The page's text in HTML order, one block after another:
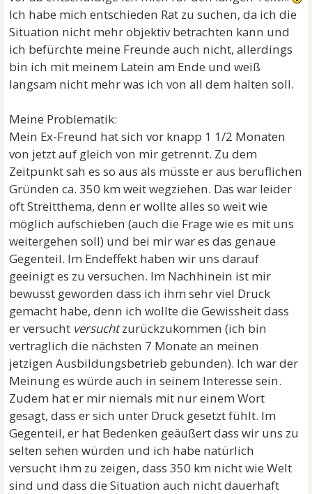
Ich habe mich entschieden Rat zu suchen, da ich die
Situation nicht mehr objektiv betrachten kann und
ich befürchte meine Freunde auch nicht, allerdings
bin ich mit meinem Latein am Ende und weiß
langsam nicht mehr was ich von all dem halten soll.
Meine Problematik:
Mein Ex-Freund hat sich vor knapp 1 1/2 Monaten
von jetzt auf gleich von mir getrennt. Zu dem
Zeitpunkt sah es so aus als müsste er aus beruflichen
Gründen ca. 350 km weit wegziehen. Das war leider
oft Streitthema, denn er wollte alles so weit wie
möglich aufschieben (auch die Frage wie es mit uns
weitergehen soll) und bei mir war es das genaue
Gegenteil. Im Endeffekt haben wir uns darauf
geeinigt es zu versuchen. Im Nachhinein ist mir
bewusst geworden dass ich ihm sehr viel Druck
gemacht habe, denn ich wollte die Gewissheit dass
er versucht versuchtzurückzukommen (ich bin
vertraglich die nächsten 7 Monate an meinen
jetzigen Ausbildungsbetrieb gebunden). Ich war der
Meinung es würde auch in seinem Interesse sein.
Zudem hat er mir niemals mit nur einem Wort
gesagt, dass er sich unter Druck gesetzt fühlt. Im
Gegenteil, er hat Bedenken geäußert dass wir uns zu
selten sehen würden und ich habe natürlich
versucht ihm zu zeigen, dass 350 km nicht wie Welt
sind und dass die Situation auch nicht dauerhaft